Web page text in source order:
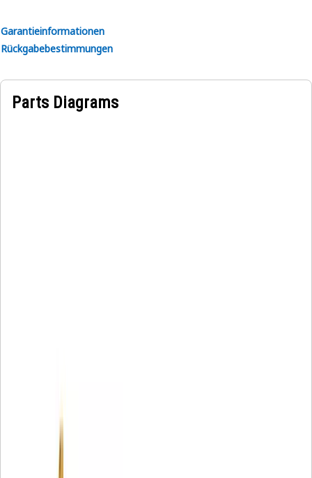
Garantieinformationen
Rückgabebestimmungen
Parts Diagrams